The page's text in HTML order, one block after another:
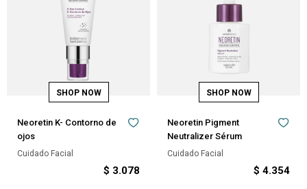
Neoretin K- Contorno de
ojos
Cuidado Facial
$ 3.078
Neoretin Pigment
Neutralizer Sérum
Cuidado Facial
$ 4.354